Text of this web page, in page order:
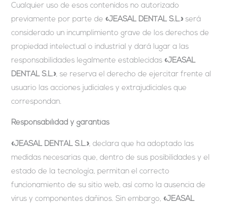
Cualquier uso de esos contenidos no autorizado
previamente por parte de«JEASAL DENTAL S.L.»será
considerado un incumplimiento grave de los derechos de
propiedad intelectual o industrial y dará lugar a las
responsabilidades legalmente establecidas«JEASAL
DENTAL S.L.», se reserva el derecho de ejercitar frente al
usuario las acciones judiciales y extrajudiciales que
correspondan.
Responsabilidad y garantías
«JEASAL DENTAL S.L.», declara que ha adoptado las
medidas necesarias que, dentro de sus posibilidades y el
estado de la tecnología, permitan el correcto
funcionamiento de su sitio web, así como la ausencia de
virus y componentes dañinos. Sin embargo,«JEASAL